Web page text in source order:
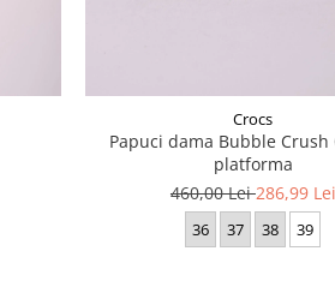
Crocs
Papuci dama Bubble Crush
platforma
460,00 Lei286,99 Lei
36 37 38 39